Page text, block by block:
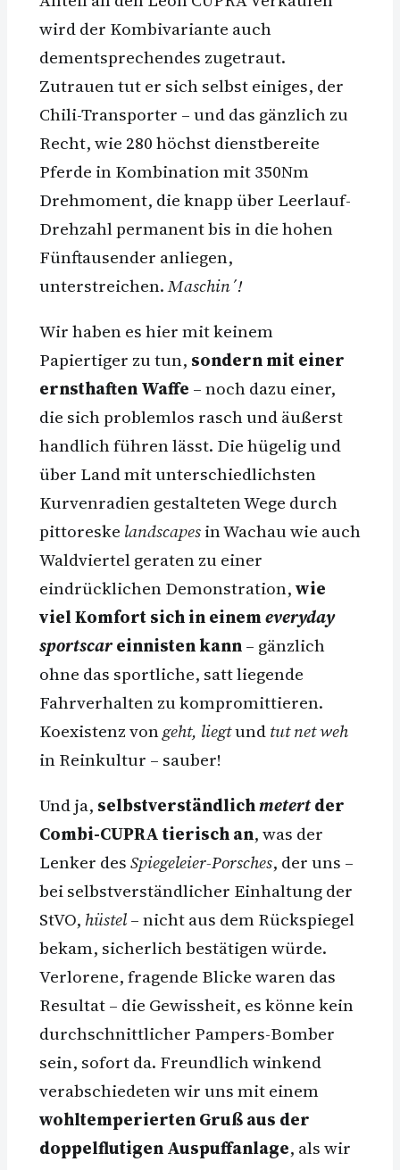
wird der Kombivariante auch
dementsprechendes zugetraut.
Zutrauen tut er sich selbst einiges, der
Chili-Transporter – und das gänzlich zu
Recht, wie 280 höchst dienstbereite
Pferde in Kombination mit 350Nm
Drehmoment, die knapp über Leerlauf-
Drehzahl permanent bis in die hohen
Fünftausender anliegen,
unterstreichen.Maschin´!
Wir haben es hier mit keinem
Papiertiger zu tun, sondern mit einer
ernsthaften Waffe – noch dazu einer,
die sich problemlos rasch und äußerst
handlich führen lässt. Die hügelig und
über Land mit unterschiedlichsten
Kurvenradien gestalteten Wege durch
pittoreske landscapesin Wachau wie auch
Waldviertel geraten zu einer
eindrücklichen Demonstration,wie
viel Komfort sich in einemeveryday
sportscareinnisten kann– gänzlich
ohne das sportliche, satt liegende
Fahrverhalten zu kompromittieren.
Koexistenz vongeht, liegtundtut net weh
in Reinkultur – sauber!
Und ja, selbstverständlichmetertder
Combi-CUPRA tierisch an, was der
Lenker desSpiegeleier-Porsches, der uns –
bei selbstverständlicher Einhaltung der
StVO, hüstel– nicht aus dem Rückspiegel
bekam, sicherlich bestätigen würde.
Verlorene, fragende Blicke waren das
Resultat – die Gewissheit, es könne kein
durchschnittlicher Pampers-Bomber
sein, sofort da. Freundlich winkend
verabschiedeten wir uns mit einem
wohltemperierten Gruß aus der
doppelflutigen Auspuffanlage, als wir